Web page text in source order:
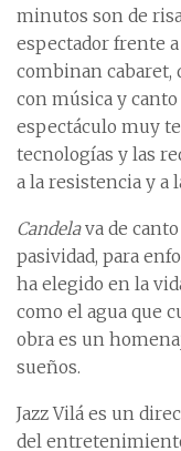
minutos son de
espectador frente a
combinan cabaret,
con música y
espectáculo muy
tecnologías y las
a la resistencia y a
Candelava de
pasividad, para
ha elegido en la
como el agua que
obra es un
sueños.
Jazz Vilá es un
del